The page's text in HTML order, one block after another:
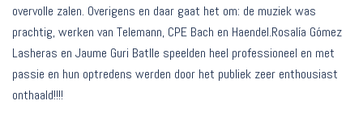
overvolle zalen. Overigens en daar gaat het om: de muziek was
prachtig, werken van Telemann, CPE Bach en Haendel.Rosalía Gómez
Lasheras en Jaume Guri Batlle speelden heel professioneel en met
passie en hun optredens werden door het publiek zeer enthousiast
onthaald!!!!